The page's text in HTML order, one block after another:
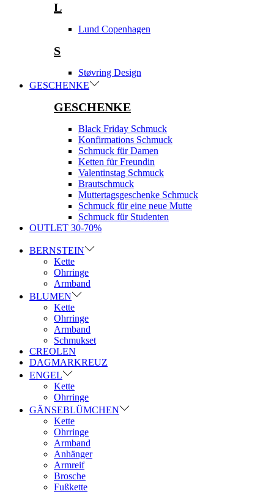
L
Lund Copenhagen
S
Støvring Design
GESCHENKE
GESCHENKE
Black Friday Schmuck
Konfirmations Schmuck
Schmuck für Damen
Ketten für Freundin
Valentinstag Schmuck
Brautschmuck
Muttertagsgeschenke Schmuck
Schmuck für eine neue Mutte
Schmuck für Studenten
OUTLET 30-70%
BERNSTEIN
Kette
Ohrringe
Armband
BLUMEN
Kette
Ohrringe
Armband
Schmukset
CREOLEN
DAGMARKREUZ
ENGEL
Kette
Ohrringe
GÄNSEBLÜMCHEN
Kette
Ohrringe
Armband
Anhänger
Armreif
Brosche
Fußkette